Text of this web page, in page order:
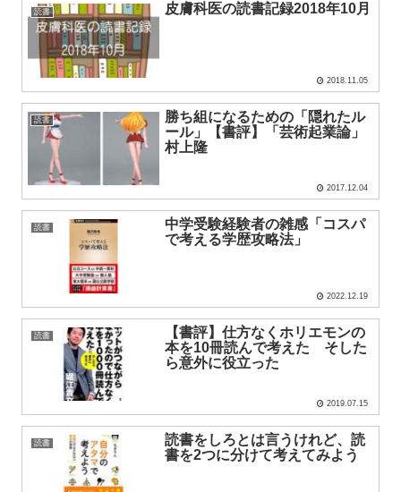
読書 皮膚科医の読書記録2018年10月
2018.11.05
読書
勝ち組になるための「隠れたル
ール」【書評】「芸術起業論」
村上隆
2017.12.04
読書
中学受験経験者の雑感「コスパ
で考える学歴攻略法」
2022.12.19
読書
【書評】仕方なくホリエモンの
本を10冊読んで考えた そした
ら意外に役立った
2019.07.15
読書
読書をしろとは言うけれど、読
書を2つに分けて考えてみよう